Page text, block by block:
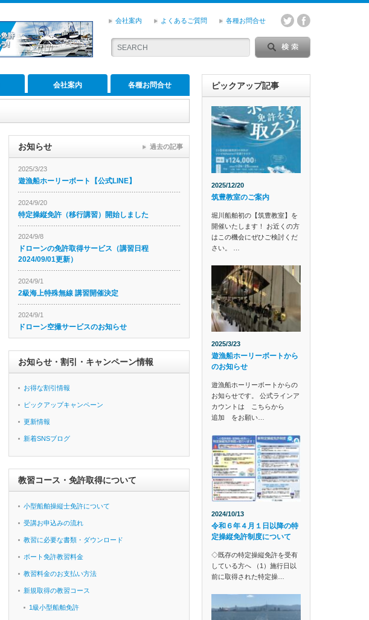
会社案内 よくあるご質問 各種お問合せ
会社案内 各種お問合せ
お知らせ
2025/3/23
遊漁船ホーリーボート【公式LINE】
2024/9/20
特定操縦免許（移行講習）開始しました
2024/9/8
ドローンの免許取得サービス（講習日程
2024/09/01更新）
2024/9/1
2級海上特殊無線 講習開催決定
2024/9/1
ドローン空撮サービスのお知らせ
過去の記事
お知らせ・割引・キャンペーン情報
お得な割引情報
ピックアップキャンペーン
更新情報
新着SNSブログ
教習コース・免許取得について
小型船舶操縦士免許について
受講お申込みの流れ
教習に必要な書類・ダウンロード
ボート免許教習料金
教習料金のお支払い方法
新規取得の教習コース
1級小型船舶免許
ピックアップ記事
2025/12/20
筑豊教室のご案内
堀川船舶初の【筑豊教室】を
開催いたします！ お近くの方
はこの機会にぜひご検討くだ
さい。 …
2025/3/23
遊漁船ホーリーボートから
のお知らせ
遊漁船ホーリーボートからの
お知らせです。 公式ラインア
カウントは こちらから
追加 をお願い…
2024/10/13
令和６年４月１日以降の特
定操縦免許制度について
◇既存の特定操縦免許を受有
している方へ （1）施行日以
前に取得された特定操…